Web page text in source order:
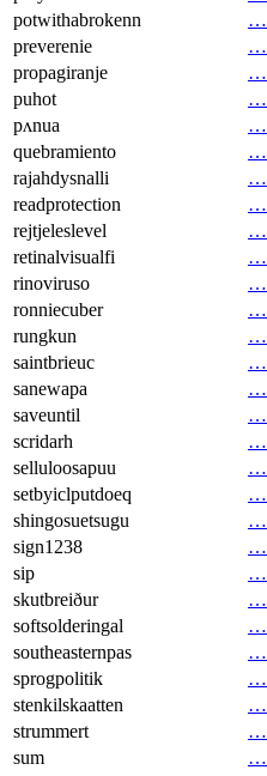
potwithabrokenn
…
preverenie
…
propagiranje
…
puhot
…
pʌnua
…
quebramiento
…
rajahdysnalli
…
readprotection
…
rejtjeleslevel
…
retinalvisualfi
…
rinoviruso
…
ronniecuber
…
rungkun
…
saintbrieuc
…
sanewapa
…
saveuntil
…
scridarh
…
selluloosapuu
…
setbyiclputdoeq
…
shingosuetsugu
…
sign1238
…
sip
…
skutbreiður
…
softsolderingal
…
southeasternpas
…
sprogpolitik
…
stenkilskaatten
…
strummert
…
sum
…